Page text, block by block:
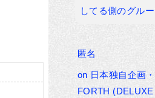
してる側のグルー
匿名
on 日本独自企画
FORTH